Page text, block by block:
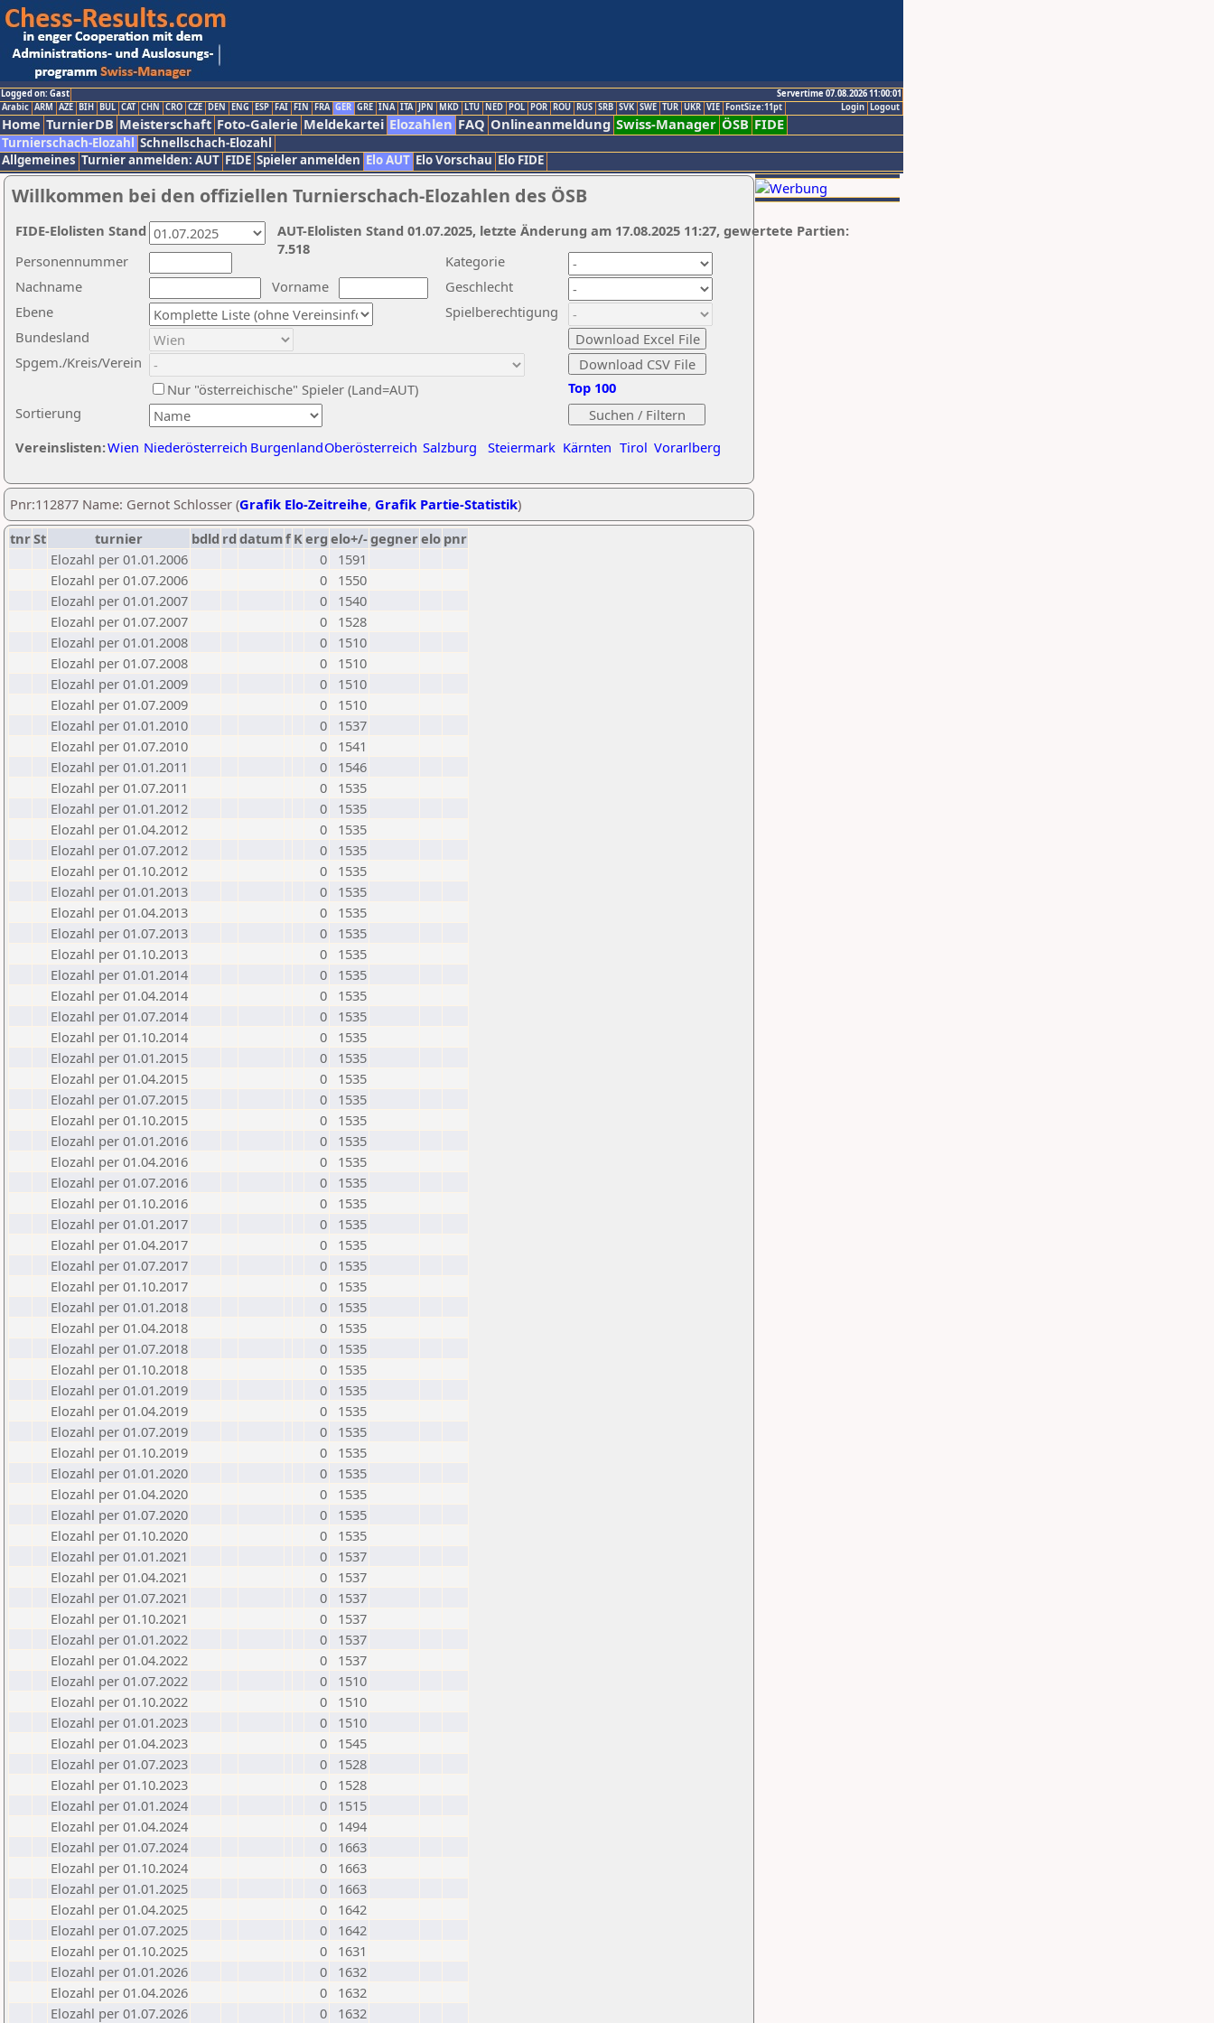
Logged on: Gast
Servertime 07.08.2026 11:00:01
Logout
Login
Arabic ARM AZE BIH BUL CAT CHN CRO CZE DEN ENG ESP FAI FIN FRA GER GRE INA ITA JPN MKD LTU NED POL POR ROU RUS SRB SVK SWE TUR UKR VIE FontSize:11pt
Home TurnierDB Meisterschaft Foto-Galerie Meldekartei Elozahlen FAQ Onlineanmeldung Swiss-Manager ÖSB FIDE
Turnierschach-Elozahl Schnellschach-Elozahl
Allgemeines Turnier anmelden: AUT FIDE Spieler anmelden Elo AUT Elo Vorschau Elo FIDE
Willkommen bei den offiziellen Turnierschach-Elozahlen des ÖSB
Nachname
Vorname
Ebene
Kategorie
Sortierung
Personennummer
Bundesland
Spgem./Kreis/Verein
Geschlecht
Nur "österreichische" Spieler (Land=AUT)
Spielberechtigung
Vereinslisten:Wien Niederösterreich BurgenlandOberösterreich Salzburg Steiermark Kärnten Tirol Vorarlberg
Top 100
AUT-Elolisten Stand 01.07.2025, letzte Änderung am 17.08.2025 11:27, gewertete Partien:
7.518
FIDE-Elolisten Stand
Pnr:112877 Name: Gernot Schlosser (Grafik Elo-Zeitreihe, Grafik Partie-Statistik)
tnrSt turnier bdld rd datumf Kerg elo+/-gegnerelo pnr
Elozahl per 01.01.2006
0
1591
Elozahl per 01.07.2006
0
1550
Elozahl per 01.01.2007
0
1540
Elozahl per 01.07.2007
0
1528
Elozahl per 01.01.2008
0
1510
Elozahl per 01.07.2008
0
1510
Elozahl per 01.01.2009
0
1510
Elozahl per 01.07.2009
0
1510
Elozahl per 01.01.2010
0
1537
Elozahl per 01.07.2010
0
1541
Elozahl per 01.01.2011
0
1546
Elozahl per 01.07.2011
0
1535
Elozahl per 01.01.2012
0
1535
Elozahl per 01.04.2012
0
1535
Elozahl per 01.07.2012
0
1535
Elozahl per 01.10.2012
0
1535
Elozahl per 01.01.2013
0
1535
Elozahl per 01.04.2013
0
1535
Elozahl per 01.07.2013
0
1535
Elozahl per 01.10.2013
0
1535
Elozahl per 01.01.2014
0
1535
Elozahl per 01.04.2014
0
1535
Elozahl per 01.07.2014
0
1535
Elozahl per 01.10.2014
0
1535
Elozahl per 01.01.2015
0
1535
Elozahl per 01.04.2015
0
1535
Elozahl per 01.07.2015
0
1535
Elozahl per 01.10.2015
0
1535
Elozahl per 01.01.2016
0
1535
Elozahl per 01.04.2016
0
1535
Elozahl per 01.07.2016
0
1535
Elozahl per 01.10.2016
0
1535
Elozahl per 01.01.2017
0
1535
Elozahl per 01.04.2017
0
1535
Elozahl per 01.07.2017
0
1535
Elozahl per 01.10.2017
0
1535
Elozahl per 01.01.2018
0
1535
Elozahl per 01.04.2018
0
1535
Elozahl per 01.07.2018
0
1535
Elozahl per 01.10.2018
0
1535
Elozahl per 01.01.2019
0
1535
Elozahl per 01.04.2019
0
1535
Elozahl per 01.07.2019
0
1535
Elozahl per 01.10.2019
0
1535
Elozahl per 01.01.2020
0
1535
Elozahl per 01.04.2020
0
1535
Elozahl per 01.07.2020
0
1535
Elozahl per 01.10.2020
0
1535
Elozahl per 01.01.2021
0
1537
Elozahl per 01.04.2021
0
1537
Elozahl per 01.07.2021
0
1537
Elozahl per 01.10.2021
0
1537
Elozahl per 01.01.2022
0
1537
Elozahl per 01.04.2022
0
1537
Elozahl per 01.07.2022
0
1510
Elozahl per 01.10.2022
0
1510
Elozahl per 01.01.2023
0
1510
Elozahl per 01.04.2023
0
1545
Elozahl per 01.07.2023
0
1528
Elozahl per 01.10.2023
0
1528
Elozahl per 01.01.2024
0
1515
Elozahl per 01.04.2024
0
1494
Elozahl per 01.07.2024
0
1663
Elozahl per 01.10.2024
0
1663
Elozahl per 01.01.2025
0
1663
Elozahl per 01.04.2025
0
1642
Elozahl per 01.07.2025
0
1642
Elozahl per 01.10.2025
0
1631
Elozahl per 01.01.2026
0
1632
Elozahl per 01.04.2026
0
1632
Elozahl per 01.07.2026
0 1632